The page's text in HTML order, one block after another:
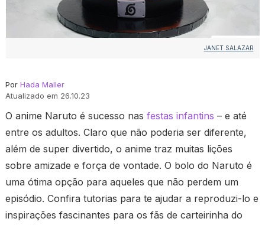
JANET SALAZAR
PorHada Maller
Atualizado em 26.10.23
O anime Naruto é sucesso nasfestas infantins – e até
entre os adultos. Claro que não poderia ser diferente,
além de super divertido, o anime traz muitas lições
sobre amizade e força de vontade. O bolo do Naruto é
uma ótima opção para aqueles que não perdem um
episódio. Confira tutorias para te ajudar a reproduzi-lo e
inspirações fascinantes para os fãs de carteirinha do